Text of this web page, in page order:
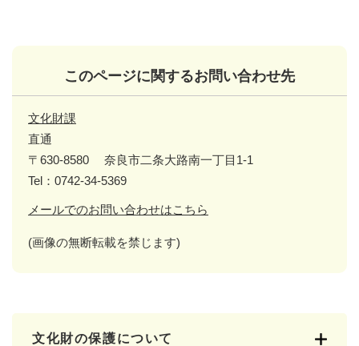
このページに関するお問い合わせ先
文化財課
直通
〒630-8580
奈良市二条大路南一丁目1-1
Tel：0742-34-5369
メールでのお問い合わせはこちら
(画像の無断転載を禁じます)
文化財の保護について